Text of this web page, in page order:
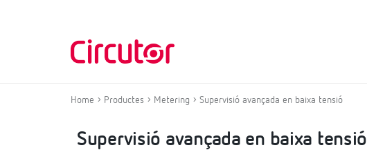
Home Productes Metering Supervisió avançada en baixa tensió
Supervisió avançada en baixa tensió